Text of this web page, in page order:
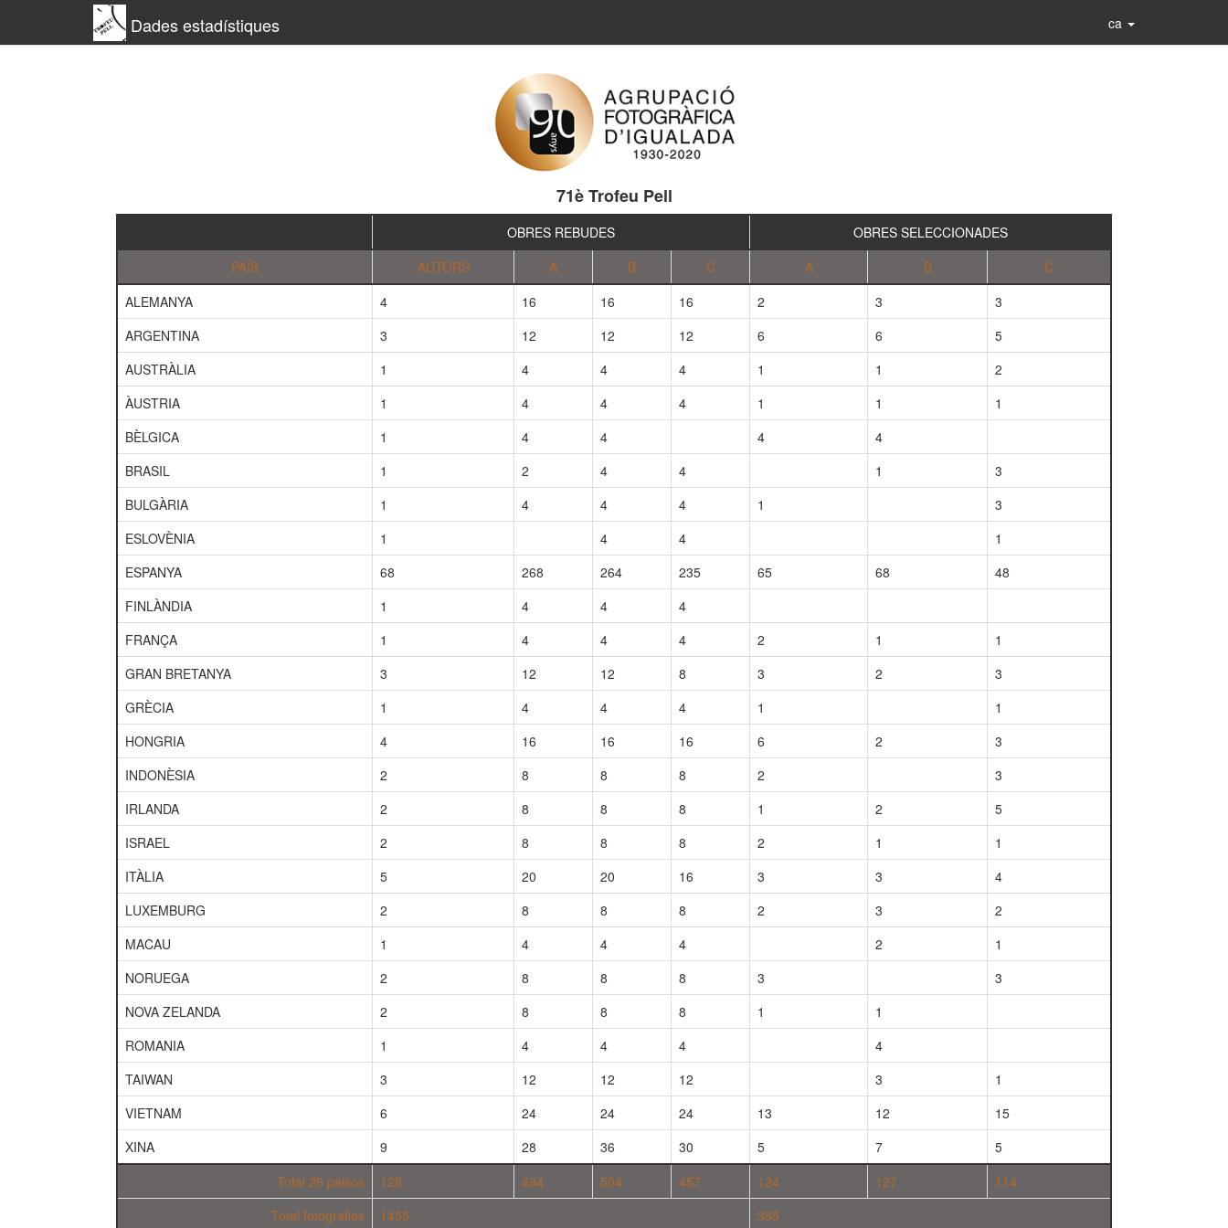
Dades estadístiques ca
71è Trofeu Pell
OBRES REBUDES
OBRES SELECCIONADES
PAÍS
AUTORS A B C A B
C
ALEMANYA
4 16 16 16 2 3
3
ARGENTINA
3 12 12 12 6 6
5
AUSTRÀLIA
1 4 4 4 1 1
2
ÀUSTRIA
1 4 4 4 1 1
1
BÈLGICA
1 4 4 4
4
BRASIL
1 2 4 4 1
3
BULGÀRIA
1 4 4 4 1
3
ESLOVÈNIA
1 4 4
1
ESPANYA
68 268 264 235 65 68
48
FINLÀNDIA
1 4 4
4
FRANÇA
1 4 4 4 2 1
1
GRAN BRETANYA
3 12 12 8 3 2
3
GRÈCIA
1 4 4 4 1
1
HONGRIA
4 16 16 16 6 2
3
INDONÈSIA
2 8 8 8 2
3
IRLANDA
2 8 8 8 1 2
5
ISRAEL
2 8 8 8 2 1
1
ITÀLIA
5 20 20 16 3 3
4
LUXEMBURG
2 8 8 8 2 3
2
MACAU
1 4 4 4 2
1
NORUEGA
2 8 8 8 3
3
NOVA ZELANDA
2 8 8 8 1
1
ROMANIA
1 4 4 4
4
TAIWAN
3 12 12 12 3
1
VIETNAM
6 24 24 24 13 12
15
XINA
9 28 36 30 5 7
5
Total 26 paisos
128 494 504 457 124 127
114
Total fotografies
1455 365